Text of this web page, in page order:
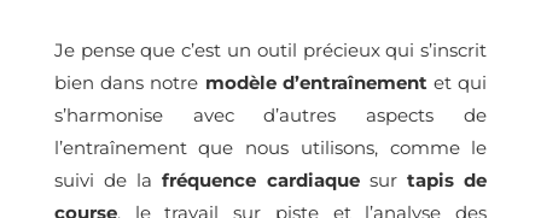
Je pense que c’est un outil précieux qui s’inscrit
bien dans notre modèle d’entraînement et qui
s’harmonise avec d’autres aspects de
l’entraînement que nous utilisons, comme le
suivi de lafréquence cardiaquesurtapis de
course, le travail sur piste et l’analyse des